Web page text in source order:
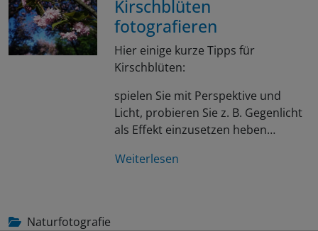
Kirschblüten
fotografieren
Hier einige kurze Tipps für
Kirschblüten:
spielen Sie mit Perspektive und
Licht, probieren Sie z. B. Gegenlicht
als Effekt einzusetzen heben…
Weiterlesen
Naturfotografie